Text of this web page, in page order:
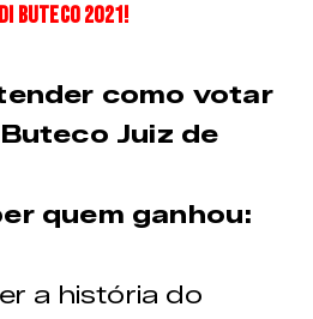
Buteco 2021!
como votar
Juiz de
quem ganhou:
a história do